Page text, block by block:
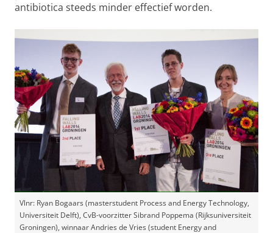
antibiotica steeds minder effectief worden.
Vlnr: Ryan Bogaars (masterstudent Process and Energy Technology,
Universiteit Delft), CvB-voorzitter Sibrand Poppema (Rijksuniversiteit
Groningen), winnaar Andries de Vries (student Energy and